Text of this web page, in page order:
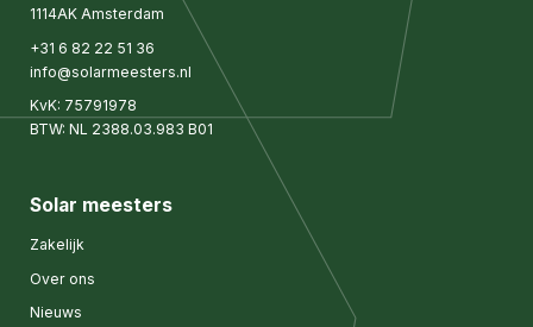
1114AK Amsterdam
+31 6 82 22 51 36
info@solarmeesters.nl
KvK: 75791978
BTW: NL 2388.03.983 B01
Solar meesters
Zakelijk
Over ons
Nieuws